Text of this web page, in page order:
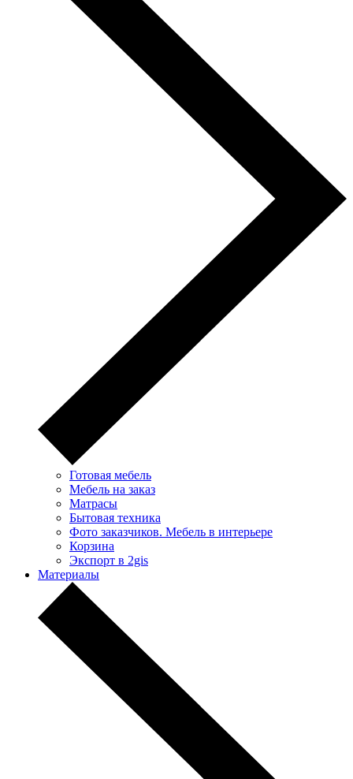
Готовая мебель
Мебель на заказ
Матрасы
Бытовая техника
Фото заказчиков. Мебель в интерьере
Корзина
Экспорт в 2gis
Материалы